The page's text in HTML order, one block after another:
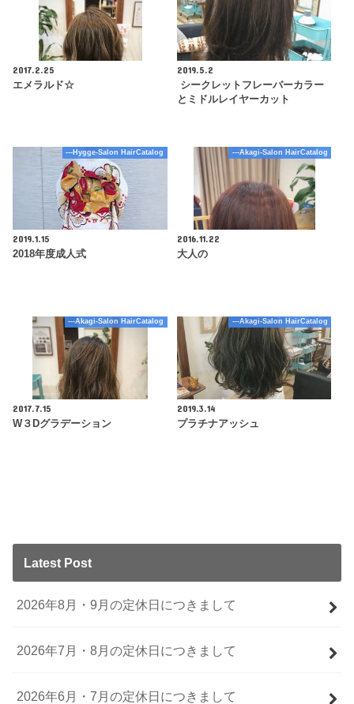
2017.2.25
エメラルド☆
2019.5.2
シークレットフレーバーカラー
とミドルレイヤーカット
---Hygge-Salon HairCatalog
2019.1.15
2018年度成人式
---Akagi-Salon HairCatalog
2016.11.22
大人の
---Akagi-Salon HairCatalog
2017.7.15
W３Dグラデーション
---Akagi-Salon HairCatalog
2019.3.14
プラチナアッシュ
Latest Post
2026年8月・9月の定休日につきまして
2026年7月・8月の定休日につきまして
2026年6月・7月の定休日につきまして